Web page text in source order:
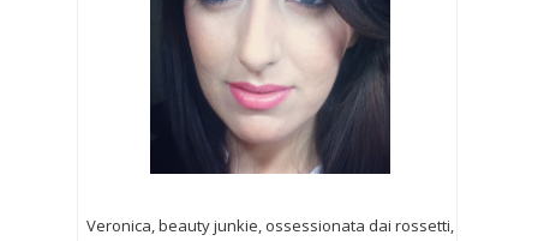
Veronica, beauty junkie, ossessionata dai rossetti,